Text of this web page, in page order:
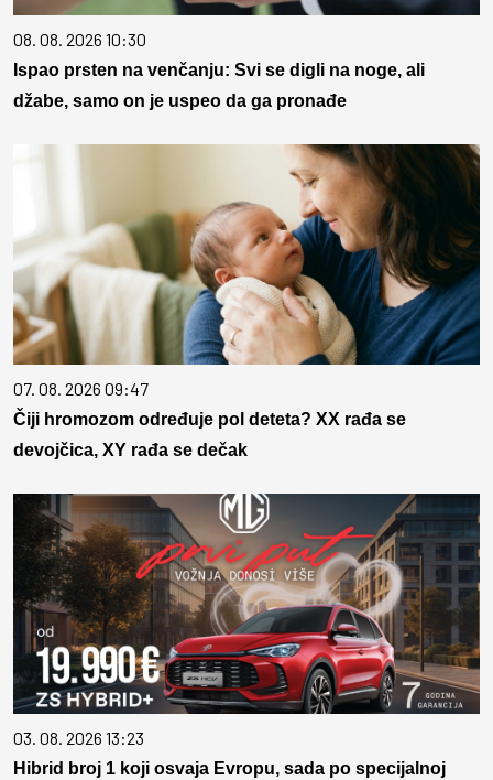
08. 08. 2026 10:30
Ispao prsten na venčanju: Svi se digli na noge, ali
džabe, samo on je uspeo da ga pronađe
07. 08. 2026 09:47
Čiji hromozom određuje pol deteta? XX rađa se
devojčica, XY rađa se dečak
03. 08. 2026 13:23
Hibrid broj 1 koji osvaja Evropu, sada po specijalnoj